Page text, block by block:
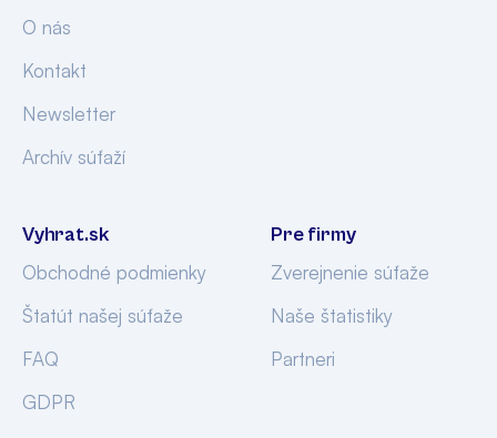
O nás
Kontakt
Newsletter
Archív súťaží
Vyhrat.sk
Obchodné podmienky
Štatút našej súťaže
FAQ
GDPR
Pre firmy
Zverejnenie súťaže
Naše štatistiky
Partneri